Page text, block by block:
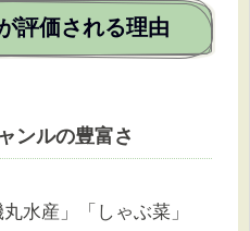
評価される理由
ンルの豊富さ
水産」「しゃぶ菜」